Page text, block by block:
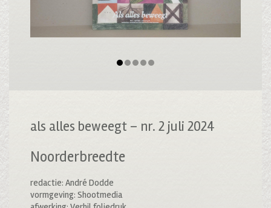
als alles beweegt – nr. 2 juli 2024
Noorderbreedte
redactie: André Dodde
vormgeving: Shootmedia